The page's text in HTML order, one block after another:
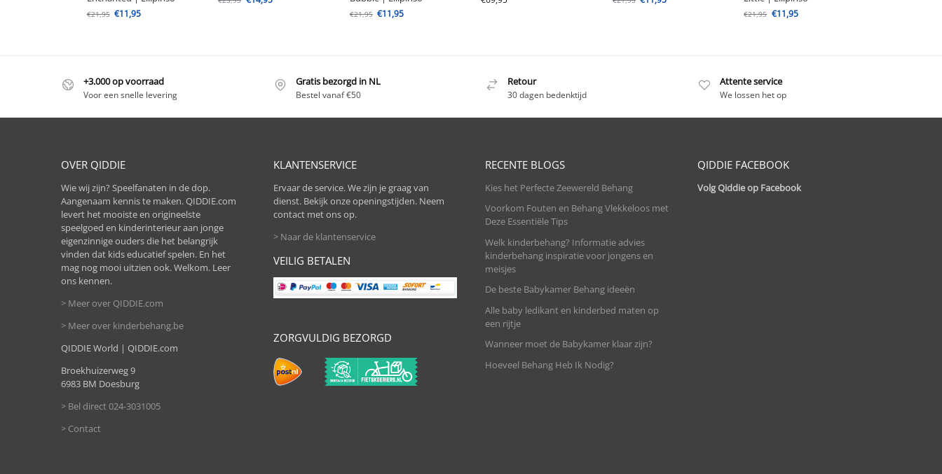
€21,95 €11,95 €21,95 €11,95 €21,95 €11,95
+3.000 op voorraad
Voor een snelle levering
Gratis bezorgd in NL
Bestel vanaf €50
Retour
30 dagen bedenktijd
Attente service
We lossen het op
OVER QIDDIE
Wie wij zijn? Speelfanaten in de dop.
Aangenaam kennis te maken. QIDDIE.com
levert het mooiste en origineelste
speelgoed en kinderinterieur aan jonge
eigenzinnige ouders die het belangrijk
vinden dat kids educatief spelen. En het
mag nog mooi uitzien ook. Welkom. Leer
ons kennen.
> Meer over QIDDIE.com
> Meer over kinderbehang.be
QIDDIE World | QIDDIE.com
Broekhuizerweg 9
6983 BM Doesburg
> Bel direct 024-3031005
> Contact
KLANTENSERVICE
Ervaar de service. We zijn je graag van
dienst. Bekijk onze openingstijden. Neem
contact met ons op.
> Naar de klantenservice
VEILIG BETALEN
ZORGVULDIG BEZORGD
RECENTE BLOGS
Kies het Perfecte Zeewereld Behang
Voorkom Fouten en Behang Vlekkeloos met
Deze Essentiële Tips
Welk kinderbehang? Informatie advies
kinderbehang inspiratie voor jongens en
meisjes
De beste Babykamer Behang ideeën
Alle baby ledikant en kinderbed maten op
een rijtje
Wanneer moet de Babykamer klaar zijn?
Hoeveel Behang Heb Ik Nodig?
QIDDIE FACEBOOK
Volg Qiddie op Facebook